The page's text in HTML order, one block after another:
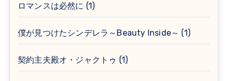
ロマンスは必然に (1)
僕が見つけたシンデレラ～Beauty Inside～ (1)
契約主夫殿オ・ジャクトゥ (1)